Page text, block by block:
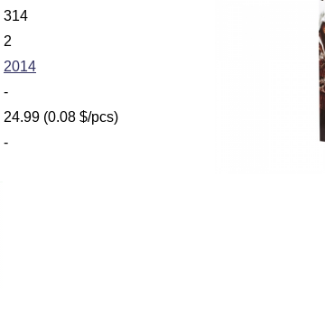
314
2
2014
-
24.99 (0.08 $/pcs)
-